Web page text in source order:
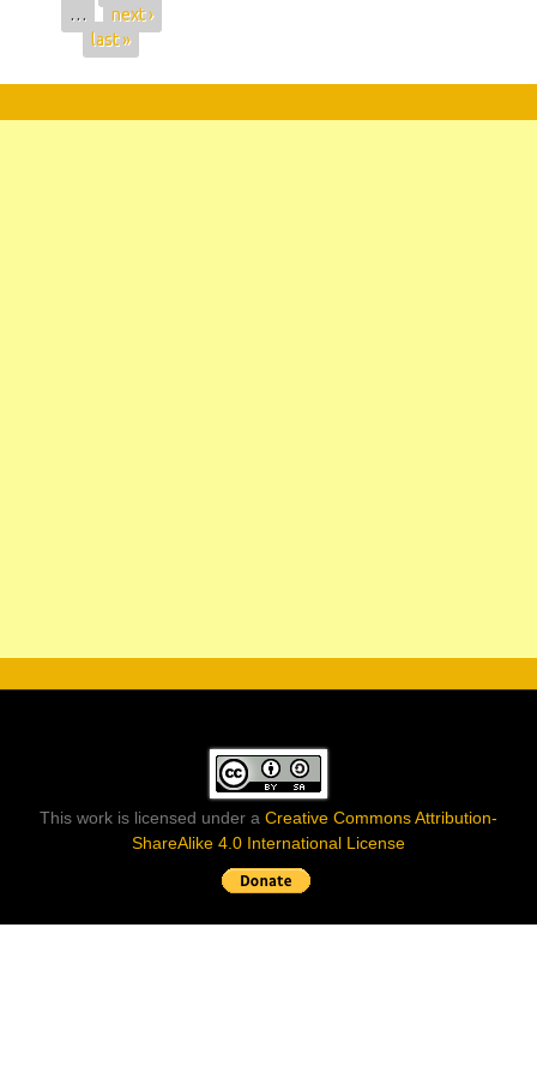
…
next ›
last »
This work is licensed under a Creative Commons Attribution-
ShareAlike 4.0 International License